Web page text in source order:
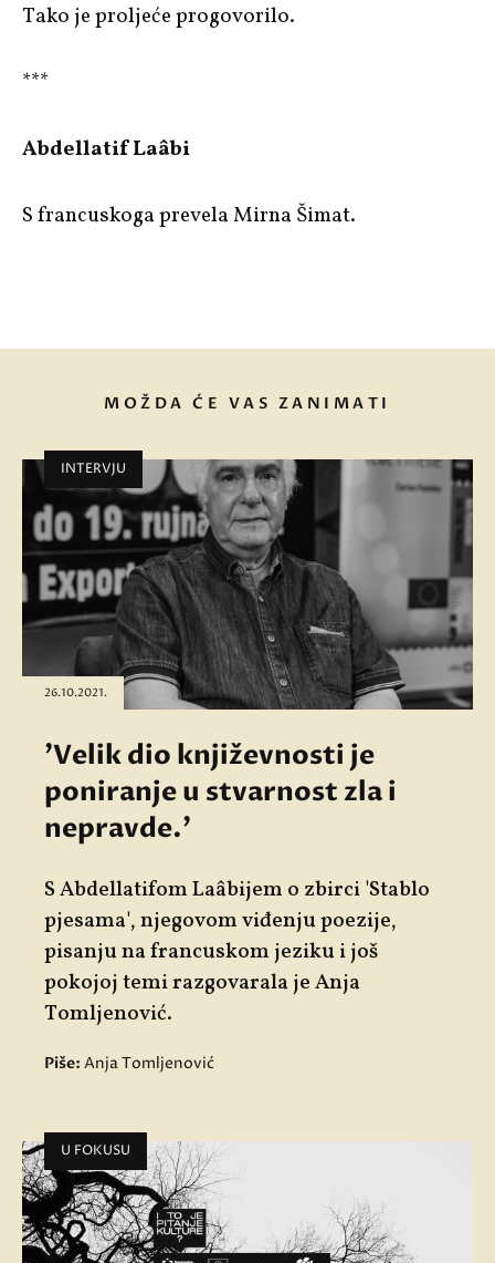
Tako je proljeće progovorilo.
***
Abdellatif Laâbi
S francuskoga prevela Mirna Šimat.
MOŽDA ĆE VAS ZANIMATI
INTERVJU
26.10.2021.
'Velik dio književnosti je
poniranje u stvarnost zla i
nepravde.'
S Abdellatifom Laâbijem o zbirci 'Stablo
pjesama', njegovom viđenju poezije,
pisanju na francuskom jeziku i još
pokojoj temi razgovarala je Anja
Tomljenović.
Piše: Anja Tomljenović
U FOKUSU